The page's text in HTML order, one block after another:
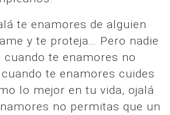
te enamores de alguien
y te proteja… Pero nadie
cuando te enamores no
te enamores cuides
lo mejor en tu vida, ojalá
no permitas que un